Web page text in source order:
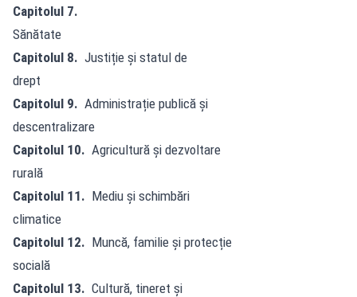
Capitolul 7.
Sănătate
Capitolul 8. Justiție și statul de
drept
Capitolul 9. Administrație publică și
descentralizare
Capitolul 10. Agricultură și dezvoltare
rurală
Capitolul 11. Mediu și schimbări
climatice
Capitolul 12. Muncă, familie și protecție
socială
Capitolul 13. Cultură, tineret și